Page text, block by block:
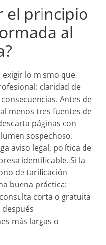
el principio
al
exigir lo mismo que
claridad de
Antes de
menos tres fuentes de
páginas con
sospechoso.
aviso legal, política de
identificable. Si la
de tarificación
buena práctica:
corta o gratuita
más largas o